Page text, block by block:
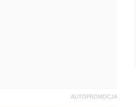
AUTOPROMOCJA